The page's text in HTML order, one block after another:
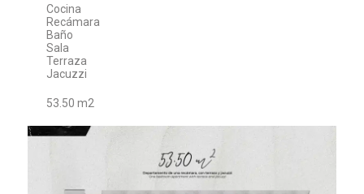
Cocina
Recámara
Baño
Sala
Terraza
Jacuzzi
53.50 m2